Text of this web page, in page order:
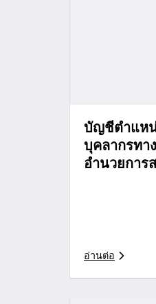
บัญชีตำแหน่
บุคลากรทา
อำนวยการ
อ่านต่อ